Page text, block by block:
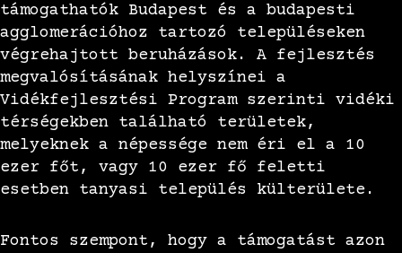
támogathatók Budapest és a budapesti
agglomerációhoz tartozó településeken
végrehajtott beruházások. A fejlesztés
megvalósításának helyszínei a
Vidékfejlesztési Program szerinti vidéki
térségekben található területek,
melyeknek a népessége nem éri el a 10
ezer főt, vagy 10 ezer fő feletti
esetben tanyasi település külterülete.
Fontos szempont, hogy a támogatást azon